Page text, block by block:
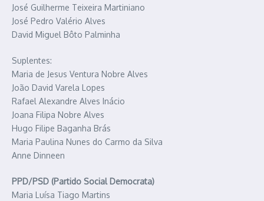
José Guilherme Teixeira Martiniano
José Pedro Valério Alves
David Miguel Bôto Palminha
Suplentes:
Maria de Jesus Ventura Nobre Alves
João David Varela Lopes
Rafael Alexandre Alves Inácio
Joana Filipa Nobre Alves
Hugo Filipe Baganha Brás
Maria Paulina Nunes do Carmo da Silva
Anne Dinneen
PPD/PSD (Partido Social Democrata)
Maria Luísa Tiago Martins